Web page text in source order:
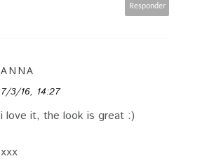
Responder
ANNA
7/3/16, 14:27
i love it, the look is great :)
xxx